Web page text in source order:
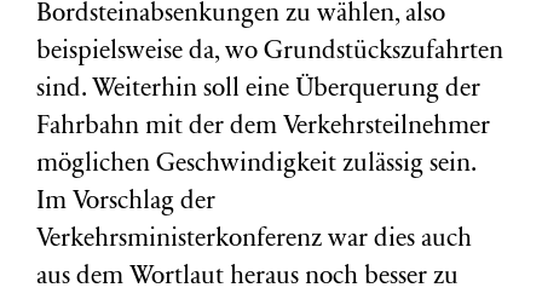
Bordsteinabsenkungen zu wählen, also
beispielsweise da, wo Grundstückszufahrten
sind. Weiterhin soll eine Überquerung der
Fahrbahn mit der dem Verkehrsteilnehmer
möglichen Geschwindigkeit zulässig sein.
Im Vorschlag der
Verkehrsministerkonferenz war dies auch
aus dem Wortlaut heraus noch besser zu